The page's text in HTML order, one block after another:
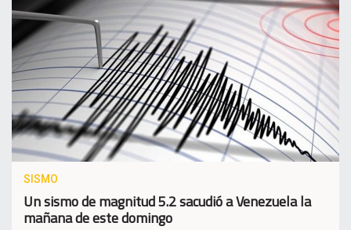
SISMO
Un sismo de magnitud 5.2 sacudió a Venezuela la
mañana de este domingo